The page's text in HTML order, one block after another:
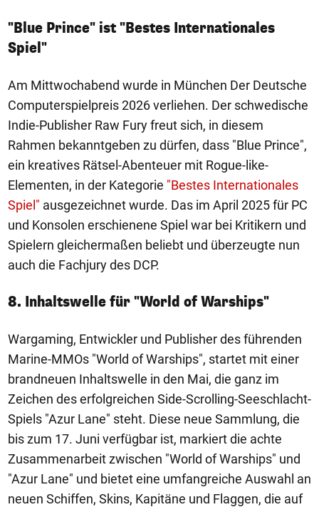
"Blue Prince" ist "Bestes Internationales
Spiel"
Am Mittwochabend wurde in München Der Deutsche
Computerspielpreis 2026 verliehen. Der schwedische
Indie-Publisher Raw Fury freut sich, in diesem
Rahmen bekanntgeben zu dürfen, dass "Blue Prince",
ein kreatives Rätsel-Abenteuer mit Rogue-like-
Elementen, in der Kategorie "Bestes Internationales
Spiel" ausgezeichnet wurde. Das im April 2025 für PC
und Konsolen erschienene Spiel war bei Kritikern und
Spielern gleichermaßen beliebt und überzeugte nun
auch die Fachjury des DCP.
8. Inhaltswelle für "World of Warships"
Wargaming, Entwickler und Publisher des führenden
Marine-MMOs "World of Warships", startet mit einer
brandneuen Inhaltswelle in den Mai, die ganz im
Zeichen des erfolgreichen Side-Scrolling-Seeschlacht-
Spiels "Azur Lane" steht. Diese neue Sammlung, die
bis zum 17. Juni verfügbar ist, markiert die achte
Zusammenarbeit zwischen "World of Warships" und
"Azur Lane" und bietet eine umfangreiche Auswahl an
neuen Schiffen, Skins, Kapitäne und Flaggen, die auf